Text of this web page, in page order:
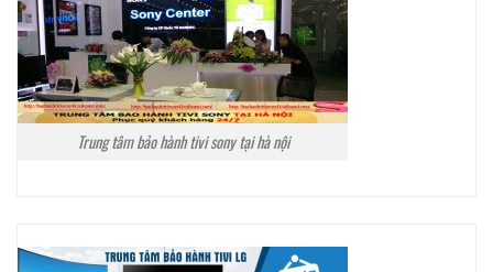
Trung tâm bảo hành tivi sony tại hà nội